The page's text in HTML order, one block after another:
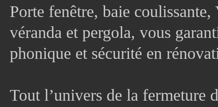
Porte fenêtre, baie
véranda et pergola, vous
phonique et sécurité en
Tout l’univers de la fermeture